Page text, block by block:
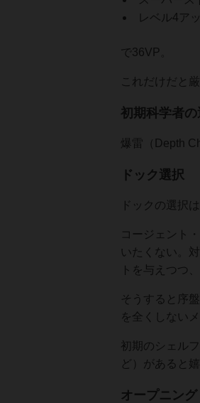
レベル4ア
で36VP。
これだけだと
初期科学者の
爆雷（Depth
ドック選択
ドックの選択
コージェント
いたくない。
トを与えつつ
そうすると序
を全くしない
初期のシェル
ど）があると嬉
オープニング